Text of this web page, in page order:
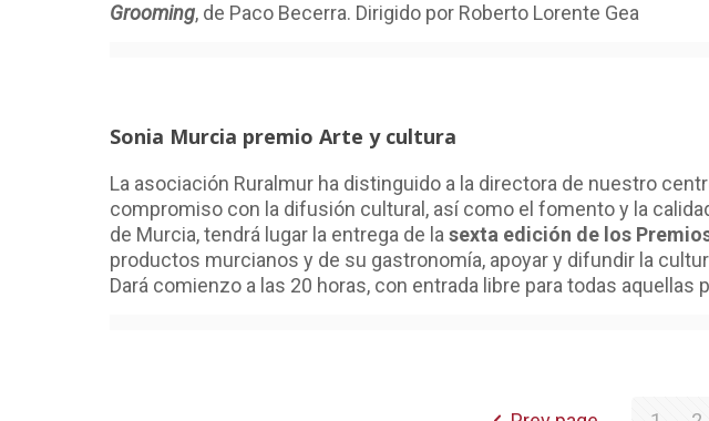
Grooming, de Paco Becerra. Dirigido por Roberto Lorente Gea
Sonia Murcia premio Arte y cultura
La asociación Ruralmur ha distinguido a la directora de nuestro
compromiso con la difusión cultural, así como el fomento y la
de Murcia, tendrá lugar la entrega de la sexta edición de los
productos murcianos y de su gastronomía, apoyar y difundir la
Dará comienzo a las 20 horas, con entrada libre para todas aquellas